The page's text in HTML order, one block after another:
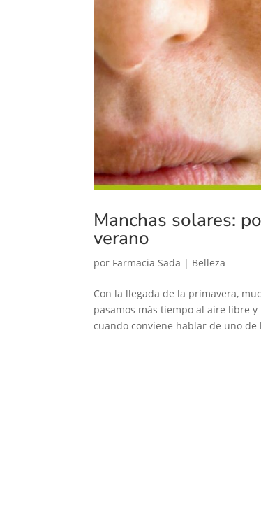
Manchas solares:
verano
por Farmacia Sada | Belleza
Con la llegada de la primavera,
pasamos más tiempo al aire libre
cuando conviene hablar de uno de